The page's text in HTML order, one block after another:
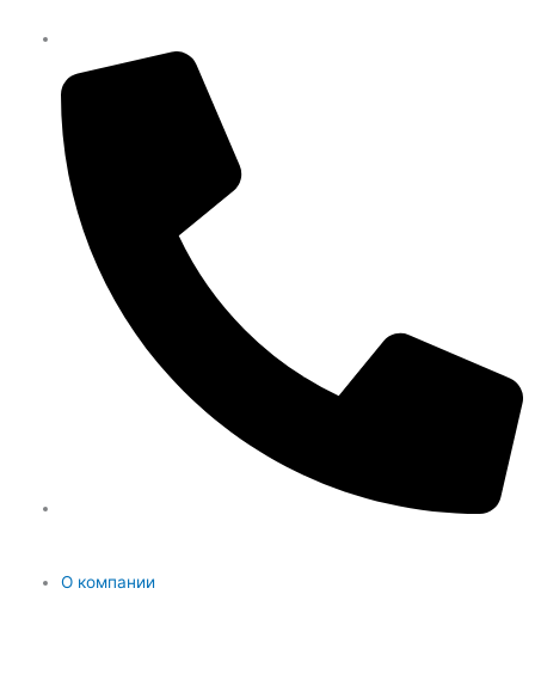
О компании